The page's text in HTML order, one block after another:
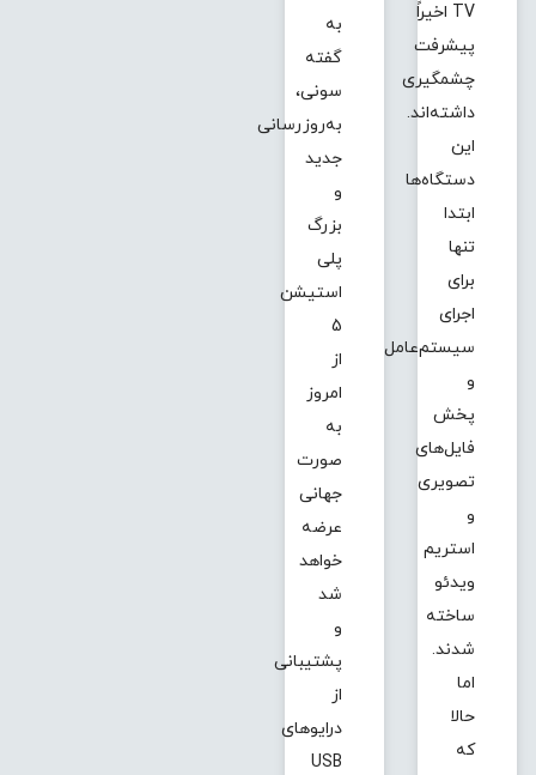
TV اخیراً
پیشرفت
چشمگیری
داشته‌اند.
این
دستگاه‌ها
ابتدا
تنها
برای
اجرای
سیستم‌عامل
و
پخش
فایل‌های
تصویری
و
استریم
ویدئو
ساخته
شدند.
اما
حالا
که
به
گفته
سونی،
به‌روزرسانی
جدید
و
بزرگ
پلی
استیشن
5
از
امروز
به
صورت
جهانی
عرضه
خواهد
شد
و
پشتیبانی
از
درایوهای
USB